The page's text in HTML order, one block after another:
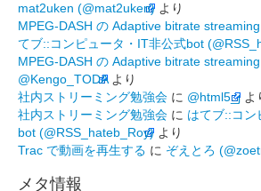
mat2uken (@mat2uken) より
MPEG-DASH の Adaptive bitrate
てブ::コンピュータ・IT非公式bot
MPEG-DASH の Adaptive bitrate
@Kengo_TODAより
社内ストリーミング勉強会 に @html5_j よ
社内ストリーミング勉強会 に はてブ::コン
bot (@RSS_hateb_Roy) より
Trac で動画を再生する に ぞえとろ
メタ情報